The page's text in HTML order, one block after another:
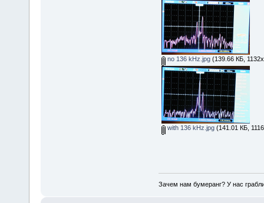
no 136 kHz.jpg(139.66 КБ,
with 136 kHz.jpg(141.01 КБ,
Зачем нам бумеранг? У нас